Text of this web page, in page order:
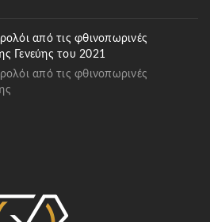
από τις φθινοπωρινές
Γενεύης του 2021
από τις φθινοπωρινές